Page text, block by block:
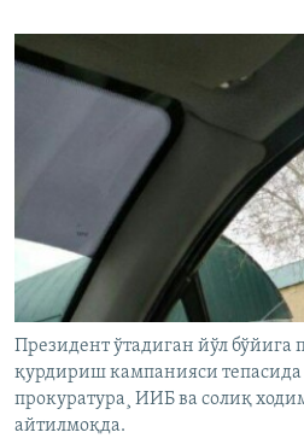
Президент ўтадиган йўл бўйига
қурдириш кампанияси тепасида
прокуратура¸ ИИБ ва солиқ
айтилмоқда.